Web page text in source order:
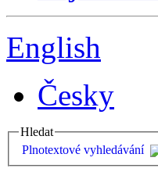
English
Česky
Hledat
Plnotextové vyhledávání